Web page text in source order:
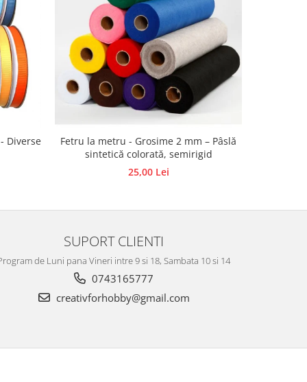
Diverse
Fetru la metru - Grosime 2 mm – Pâslă
sintetică colorată, semirigid
25,00 Lei
SUPORT CLIENTI
de Luni pana Vineri intre 9 si 18, Sambata 10 si 14
0743165777
creativforhobby@gmail.com